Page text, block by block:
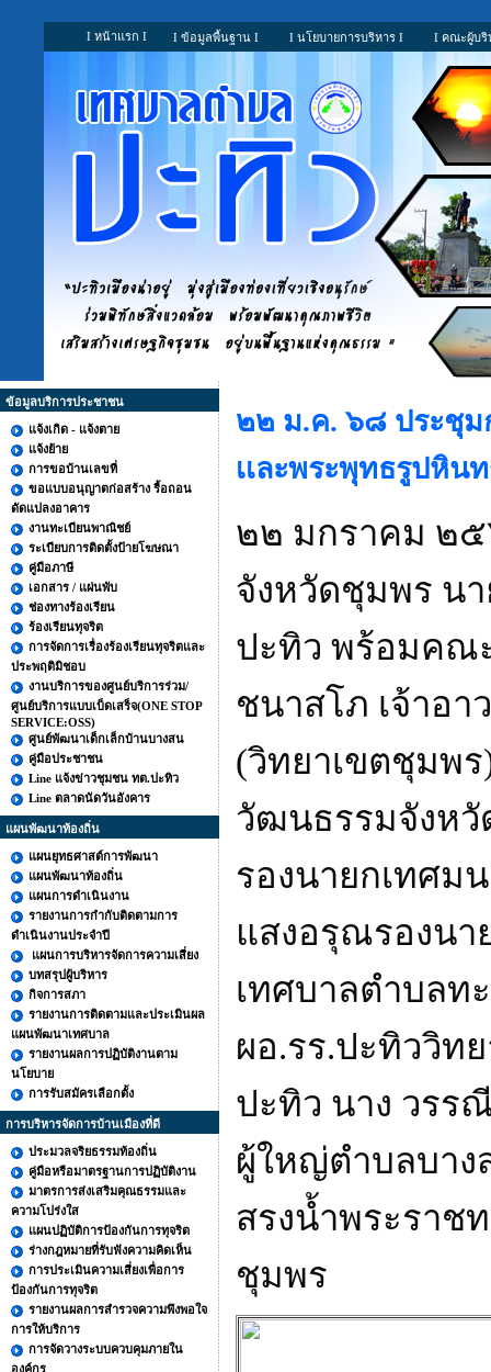
I หน้าแรก I I ข้อมูลพื้นฐาน I I นโยบายการบริหาร I I คณะผู้บริ
ข้อมูลบริการประชาชน
แจ้งเกิด - แจ้งตาย
แจ้งย้าย
การขอบ้านเลขที่
ขอแบบอนุญาตก่อสร้าง รื้อถอน
ดัดแปลงอาคาร
งานทะเบียนพาณิชย์
ระเบียบการติดตั้งป้ายโฆษณา
คู่มือภาษี
เอกสาร / แผ่นพับ
ช่องทางร้องเรียน
ร้องเรียนทุจริต
การจัดการเรื่องร้องเรียนทุจริตและ
ประพฤติมิชอบ
งานบริการของศูนย์บริการร่วม/
ศูนย์บริการแบบเบ็ดเสร็จ(ONE STOP
SERVICE:OSS)
ศูนย์พัฒนาเด็กเล็กบ้านบางสน
คู่มือประชาชน
Line แจ้งข่าวชุมชน ทต.ปะทิว
Line ตลาดนัดวันอังคาร
แผนพัฒนาท้องถิ่น
แผนยุทธศาสต์การพัฒนา
แผนพัฒนาท้องถิ่น
แผนการดำเนินงาน
รายงานการกำกับติดตามการ
ดำเนินงานประจำปี
แผนการบริหารจัดการความเสี่ยง
บทสรุปผู้บริหาร
กิจการสภา
รายงานการติดตามและประเมินผล
แผนพัฒนาเทศบาล
รายงานผลการปฏิบัติงานตาม
นโยบาย
การรับสมัครเลือกตั้ง
การบริหารจัดการบ้านเมืองที่ดี
ประมวลจริยธรรมท้องถิ่น
คู่มือหรือมาตรฐานการปฏิบัติงาน
มาตรการส่งเสริมคุณธรรมและ
ความโปร่งใส
แผนปฏิบัติการป้องกันการทุจริต
ร่างกฎหมายที่รับฟังความคิดเห็น
การประเมินความเสี่ยงเพื่อการ
ป้องกันการทุจริต
รายงานผลการสำรวจความพึงพอใจ
การให้บริการ
การจัดวางระบบควบคุมภายใน
องค์กร
๒๒ ม.ค. ๖๘ ประชุม
เเละพระพุทธรูปหิ
๒๒ มกราคม ๒๕
จังหวัดชุมพร น
ปะทิว พร้อมคณ
ชนาสโภ เจ้าอา
(วิทยาเขตชุมพ
วัฒนธรรมจังห
รองนายกเทศม
แสงอรุณรองน
เทศบาลตำบลท
ผอ.รร.ปะทิววิท
ปะทิว นาง วรร
ผู้ใหญ่ตำบลบาง
สรงน้ำพระราช
ชุมพร